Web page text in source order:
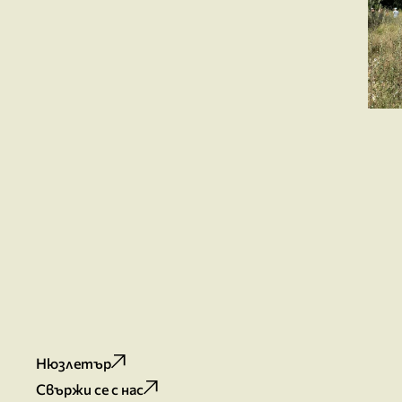
Нюзлетър
Свържи се с нас